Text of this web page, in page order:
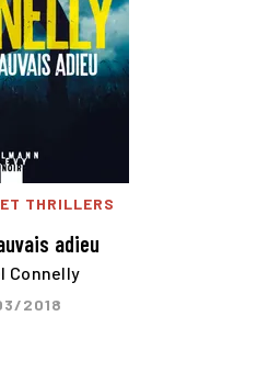
THRILLERS
adieu
Connelly
2018